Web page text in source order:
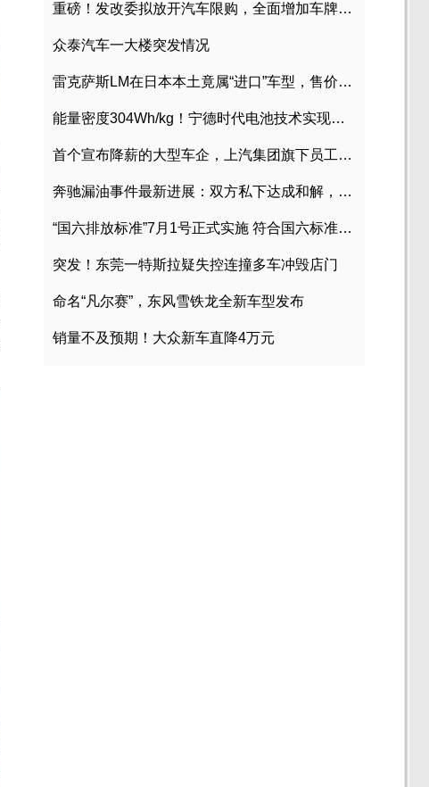
重磅！发改委拟放开汽车限购，全面增加车牌指标
众泰汽车一大楼突发情况
雷克萨斯LM在日本本土竟属“进口”车型，售价2580万日元
能量密度304Wh/kg！宁德时代电池技术实现突破
首个宣布降薪的大型车企，上汽集团旗下员工降薪文件曝光
奔驰漏油事件最新进展：双方私下达成和解，工商已介入调查
“国六排放标准”7月1号正式实施 符合国六标准车型目录一览
突发！东莞一特斯拉疑失控连撞多车冲毁店门
命名“凡尔赛”，东风雪铁龙全新车型发布
销量不及预期！大众新车直降4万元